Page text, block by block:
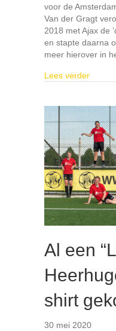
voor de
Van der Gragt
2018 met Ajax de
en stapte daarna
meer hierover in
Lees verderabout
Al een
shirt
30 mei 2020